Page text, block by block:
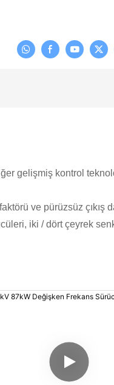
gelişmiş kontrol
ve pürüzsüz çıkış
iki / dört çeyrek